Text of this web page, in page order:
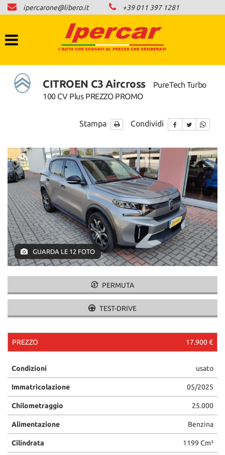
HOME
LISTA VEICOLI
COMPRO AUTO IN CONTANTI
AREA COMMERCIANTI
ipercarone@libero.it +39 011 397 1281
CITROEN C3 Aircross
PureTech Turbo
100 CV Plus PREZZO PROMO
Stampa Condividi
GUARDA LE 12 FOTO
PERMUTA
TEST-DRIVE
PREZZO 17.900 €
Condizioni usato
Immatricolazione 05/2025
Chilometraggio 25.000
Alimentazione Benzina
Cilindrata 1199 Cm³